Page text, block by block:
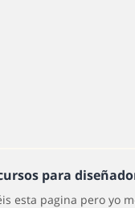
para
esta pagina pero yo